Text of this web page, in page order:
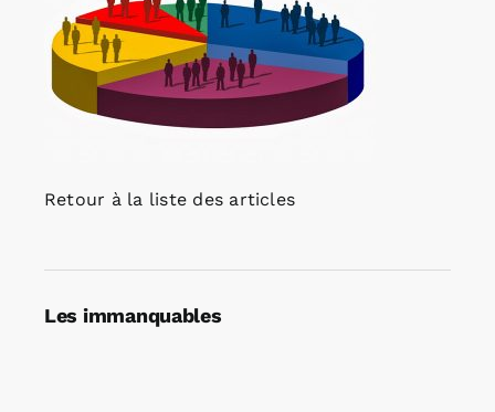
Retour à la liste des articles
Les immanquables